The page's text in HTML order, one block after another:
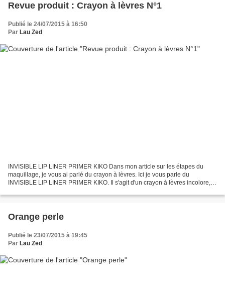
Revue produit : Crayon à lèvres N°1
Publié le 24/07/2015 à 16:50
Par Lau Zed
INVISIBLE LIP LINER PRIMER KIKO Dans mon article sur les étapes du
maquillage, je vous ai parlé du crayon à lèvres. Ici je vous parle du
INVISIBLE LIP LINER PRIMER KIKO. Il s'agit d'un crayon à lèvres incolore,
Orange perle
Publié le 23/07/2015 à 19:45
Par Lau Zed